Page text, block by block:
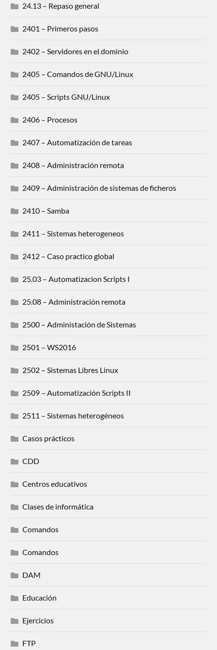
24.13 – Repaso general
2401 – Primeros pasos
2402 – Servidores en el dominio
2405 – Comandos de GNU/Linux
2405 – Scripts GNU/Linux
2406 – Procesos
2407 – Automatización de tareas
2408 – Administración remota
2409 – Administración de sistemas de ficheros
2410 – Samba
2411 – Sistemas heterogeneos
2412 – Caso practico global
25.03 – Automatizacion Scripts I
25.08 – Administración remota
2500 – Administación de Sistemas
2501 – WS2016
2502 – Sistemas Libres Linux
2509 – Automatización Scripts II
2511 – Sistemas heterogéneos
Casos prácticos
CDD
Centros educativos
Clases de informática
Comandos
Comandos
DAM
Educación
Ejercicios
FTP